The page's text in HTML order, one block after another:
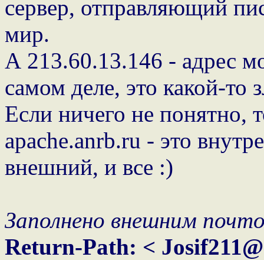
сервер, отправляющий
мир.
А 213.60.13.146 - адрес
самом деле, это какой-то
Если ничего не понятно,
apache.anrb.ru - это
внешний, и все :)
Заполнено внешним
Return-Path: <